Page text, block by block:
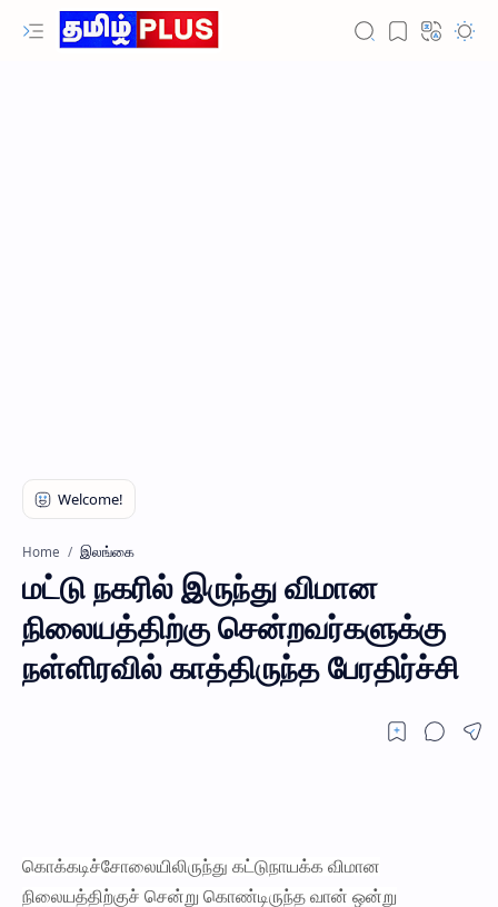
Home இலங்கை
மட்டு நகரில் இருந்து விமான
நிலையத்திற்கு சென்றவர்களுக்கு
நள்ளிரவில் காத்திருந்த பேரதிர்ச்சி
கொக்கடிச்சோலையிலிருந்து கட்டுநாயக்க விமான
நிலையத்திற்குச் சென்று கொண்டிருந்த வான் ஒன்று